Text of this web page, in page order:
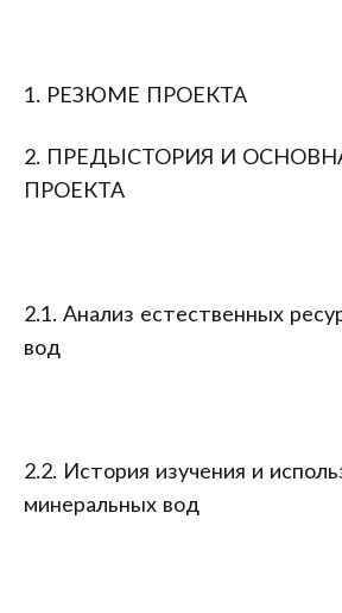
1. РЕЗЮМЕ ПРОЕКТА
2. ПРЕДЫСТОРИЯ И
ПРОЕКТА
2.1. Анализ естественных
вод
2.2. История изучения и
минеральных вод